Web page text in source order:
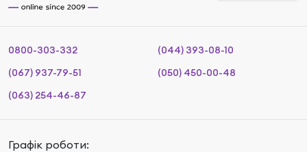
0800-303-332
(044) 393-08-10
(067) 937-79-51
(050) 450-00-48
(063) 254-46-87
Графік роботи: